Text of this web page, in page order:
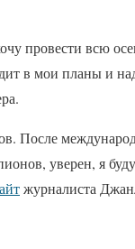
провести всю
в мои планы и
После
уверен, я
журналиста